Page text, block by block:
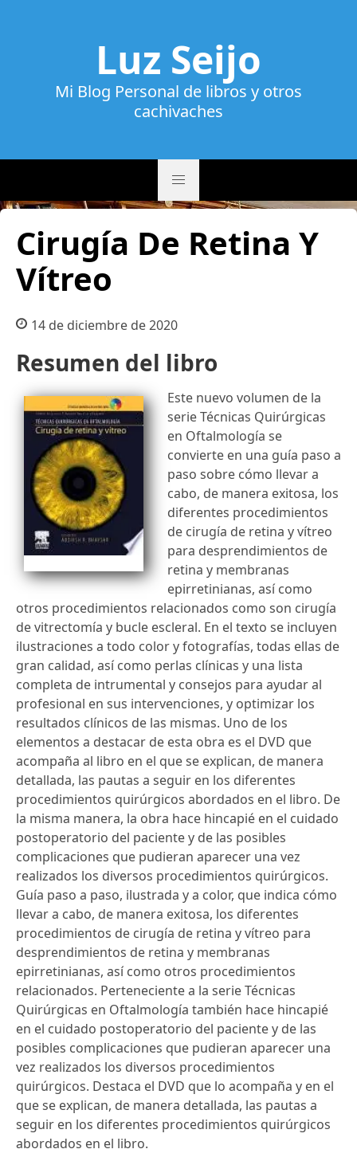
Luz Seijo
Mi Blog Personal de libros y otros
cachivaches
Cirugía De Retina Y
Vítreo
14 de diciembre de 2020
Resumen del libro
Este nuevo volumen de la
serie Técnicas Quirúrgicas
en Oftalmología se
convierte en una guía paso a
paso sobre cómo llevar a
cabo, de manera exitosa, los
diferentes procedimientos
de cirugía de retina y vítreo
para desprendimientos de
retina y membranas
epirretinianas, así como
otros procedimientos relacionados como son cirugía
de vitrectomía y bucle escleral. En el texto se incluyen
ilustraciones a todo color y fotografías, todas ellas de
gran calidad, así como perlas clínicas y una lista
completa de intrumental y consejos para ayudar al
profesional en sus intervenciones, y optimizar los
resultados clínicos de las mismas. Uno de los
elementos a destacar de esta obra es el DVD que
acompaña al libro en el que se explican, de manera
detallada, las pautas a seguir en los diferentes
procedimientos quirúrgicos abordados en el libro. De
la misma manera, la obra hace hincapié en el cuidado
postoperatorio del paciente y de las posibles
complicaciones que pudieran aparecer una vez
realizados los diversos procedimientos quirúrgicos.
Guía paso a paso, ilustrada y a color, que indica cómo
llevar a cabo, de manera exitosa, los diferentes
procedimientos de cirugía de retina y vítreo para
desprendimientos de retina y membranas
epirretinianas, así como otros procedimientos
relacionados. Perteneciente a la serie Técnicas
Quirúrgicas en Oftalmología también hace hincapié
en el cuidado postoperatorio del paciente y de las
posibles complicaciones que pudieran aparecer una
vez realizados los diversos procedimientos
quirúrgicos. Destaca el DVD que lo acompaña y en el
que se explican, de manera detallada, las pautas a
seguir en los diferentes procedimientos quirúrgicos
abordados en el libro.